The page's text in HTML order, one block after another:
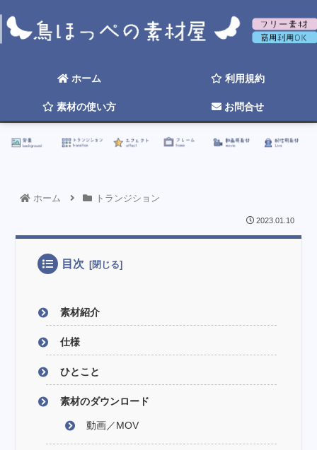
ホーム 利用規約
素材の使い方 お問合せ
☆ 2026年そろそろ更新したい ☆
ホーム トランジション
2023.01.10
目次
素材紹介
仕様
ひとこと
素材のダウンロード
動画／MOV
トランジション エフェクト フレーム 動画用素材 配信用素材